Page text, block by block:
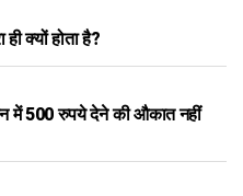
क्यों होता है?
में 500 रुपये देने की औकात नहीं